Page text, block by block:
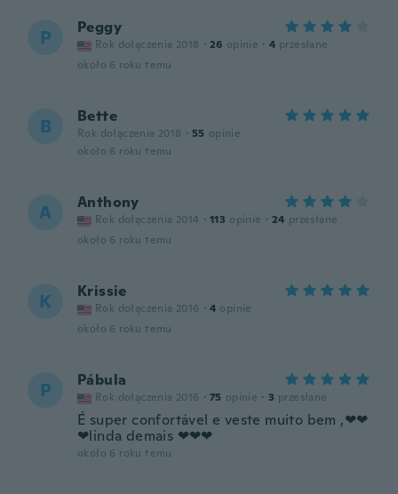
P Peggy
Rok dołączenia 2018 · 26 opinie · 4 przesłane
około 6 roku temu
B Bette
Rok dołączenia 2018 · 55 opinie
około 6 roku temu
A Anthony
Rok dołączenia 2014 · 113 opinie · 24 przesłane
około 6 roku temu
K Krissie
Rok dołączenia 2016 · 4 opinie
około 6 roku temu
P Pábula
Rok dołączenia 2016 · 75 opinie · 3 przesłane
É super confortável e veste muito bem ,❤❤
❤linda demais ❤❤❤
około 6 roku temu